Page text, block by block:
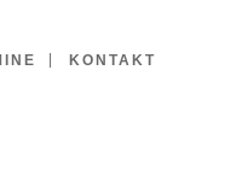
KONTAKT